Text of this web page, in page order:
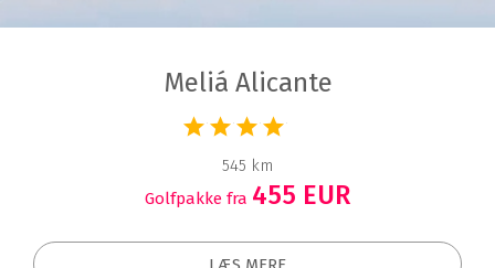
Meliá Alicante
545 km
Golfpakke fra 455 EUR